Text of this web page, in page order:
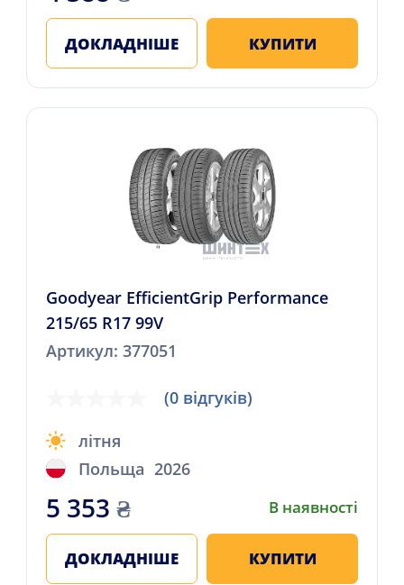
ДОКЛАДНІШЕ КУПИТИ
Goodyear EfficientGrip Performance
215/65 R17 99V
Артикул: 377051
(0 відгуків)
літня
Польща 2026
5 353 ₴ В наявності
ДОКЛАДНІШЕ КУПИТИ